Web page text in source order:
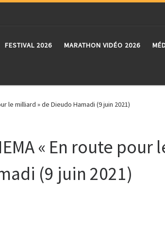
FESTIVAL 2026 MARATHON VIDÉO 2026
le milliard » de Dieudo Hamadi (9 juin 2021)
« En route pour
(9 juin 2021)